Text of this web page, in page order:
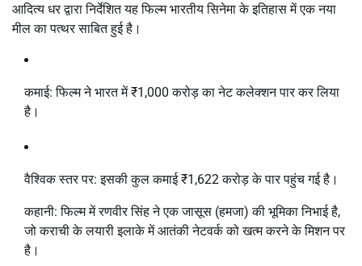
आदित्य धर द्वारा निर्देशित यह फिल्म भारतीय सिनेमा के इतिहास में एक नया
मील का पत्थर साबित हुई है।
कमाई: फिल्म ने भारत में₹1,000 करोड़का नेट कलेक्शन पार कर लिया
है।
वैश्विक स्तर पर: इसकी कुल कमाई₹1,622 करोड़के पार पहुंच गई है।
कहानी: फिल्म में रणवीर सिंह ने एक जासूस (हमजा) की भूमिका निभाई है,
जो कराची के लयारी इलाके में आतंकी नेटवर्क को खत्म करने के मिशन पर
है।